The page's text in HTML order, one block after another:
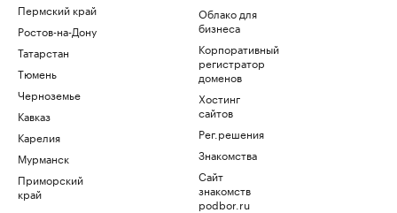
Пермский край
Ростов-на-Дону
Татарстан
Тюмень
Черноземье
Кавказ
Карелия
Мурманск
Приморский
край
Облако для
бизнеса
Корпоративный
регистратор
доменов
Хостинг
сайтов
Рег.решения
Знакомства
Сайт
знакомств
podbor.ru